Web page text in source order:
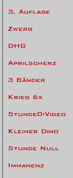
3. Auflage
Zwerg
DHG
Aprilscherz
3 Bänder
Krieg 6x
Stunde0-Video
Kleiner Dino
Stunde Null
Immanenz